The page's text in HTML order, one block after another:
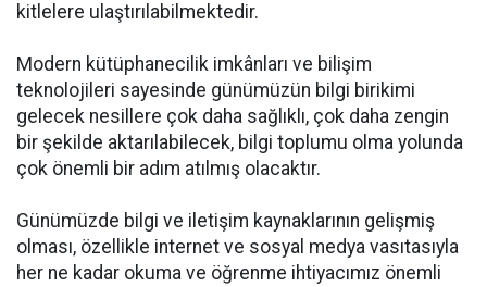
kitlelere ulaştırılabilmektedir.
Modern kütüphanecilik imkânları ve bilişim
teknolojileri sayesinde günümüzün bilgi birikimi
gelecek nesillere çok daha sağlıklı, çok daha zengin
bir şekilde aktarılabilecek, bilgi toplumu olma yolunda
çok önemli bir adım atılmış olacaktır.
Günümüzde bilgi ve iletişim kaynaklarının gelişmiş
olması, özellikle internet ve sosyal medya vasıtasıyla
her ne kadar okuma ve öğrenme ihtiyacımız önemli